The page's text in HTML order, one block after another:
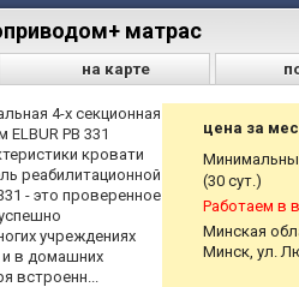
матрас
на карте
4-х секционная
PB 331
кровати
реабилитационной
- это проверенное
учреждениях
и в домашних
встроенн...
цена за
(30 сут.)
Работаем в
Минская
Минск, ул.